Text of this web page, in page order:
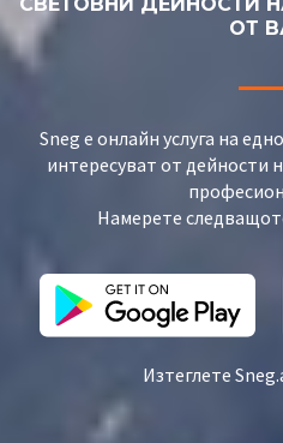
ОТ
Sneg е онлайн услуга на
интересуват от дейности
Намерете
Изтеглете